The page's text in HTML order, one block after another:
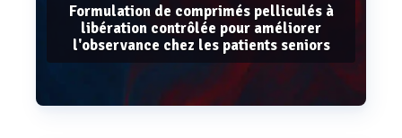
Formulation de comprimés pelliculés à
libération contrôlée pour améliorer
l'observance chez les patients seniors